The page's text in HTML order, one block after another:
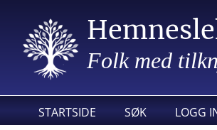
Folk med
STARTSIDE SØK LOGG